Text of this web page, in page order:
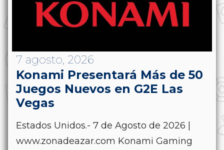
7 agosto, 2026
Konami Presentará Más de 50
Juegos Nuevos en G2E Las
Vegas
Estados Unidos.- 7 de Agosto de 2026 |
www.zonadeazar.com Konami Gaming